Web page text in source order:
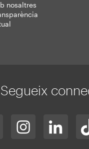
nosaltres
Segueix